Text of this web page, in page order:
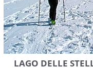
LAGO DELLE